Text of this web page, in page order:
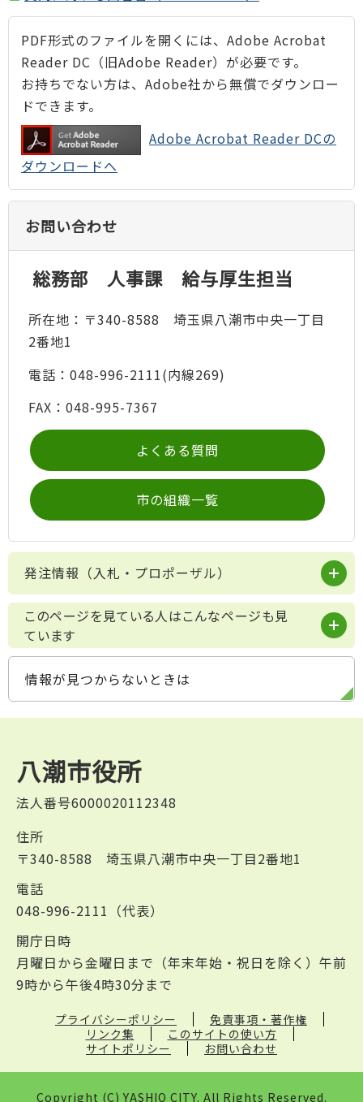
PDF形式のファイルを開くには、Adobe Acrobat
Reader DC（旧Adobe Reader）が必要です。
お持ちでない方は、Adobe社から無償でダウンロー
ドできます。
Adobe Acrobat Reader DCの
ダウンロードへ
お問い合わせ
総務部 人事課 給与厚生担当
所在地：〒340-8588 埼玉県八潮市中央一丁目
2番地1
電話：048-996-2111(内線269)
FAX：048-995-7367
よくある質問
市の組織一覧
発注情報（入札・プロポーザル）
このページを見ている人はこんなページも見
ています
情報が見つからないときは
八潮市役所
法人番号6000020112348
住所
〒340-8588 埼玉県八潮市中央一丁目2番地1
電話
048-996-2111（代表）
開庁日時
月曜日から金曜日まで（年末年始・祝日を除く）午前
9時から午後4時30分まで
プライバシーポリシー
免責事項・著作権
リンク集
このサイトの使い方
サイトポリシー
お問い合わせ
Copyright (C) YASHIO CITY. All Rights Reserved.